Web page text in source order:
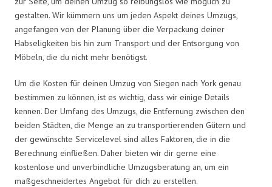
gestalten. Wir kümmern uns um jeden Aspekt deines Umzugs,
angefangen von der Planung über die Verpackung deiner
Habseligkeiten bis hin zum Transport und der Entsorgung von
Möbeln, die du nicht mehr benötigst.
Um die Kosten für deinen Umzug von Siegen nach York genau
bestimmen zu können, ist es wichtig, dass wir einige Details
kennen. Der Umfang des Umzugs, die Entfernung zwischen den
beiden Städten, die Menge an zu transportierenden Gütern und
der gewünschte Servicelevel sind alles Faktoren, die in die
Berechnung einfließen. Daher bieten wir dir gerne eine
kostenlose und unverbindliche Umzugsberatung an, um ein
maßgeschneidertes Angebot für dich zu erstellen.